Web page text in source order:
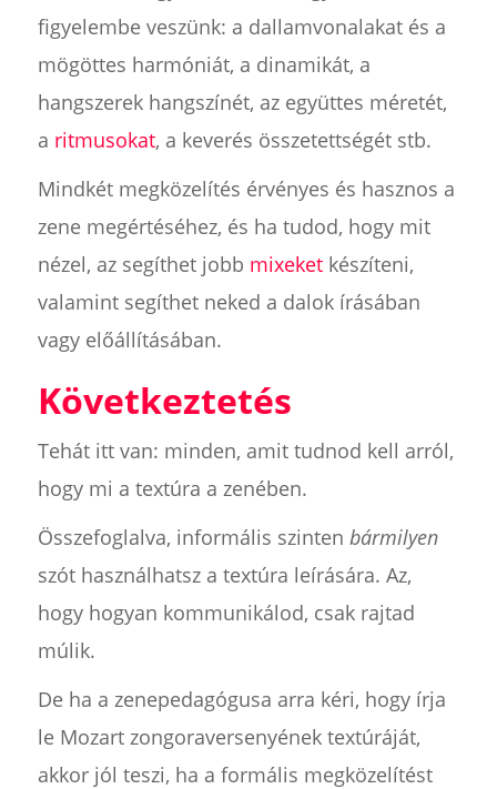
figyelembe veszünk: a dallamvonalakat és a
mögöttes harmóniát, a dinamikát, a
hangszerek hangszínét, az együttes méretét,
a ritmusokat, a keverés összetettségét stb.
Mindkét megközelítés érvényes és hasznos a
zene megértéséhez, és ha tudod, hogy mit
nézel, az segíthet jobb mixeketkészíteni,
valamint segíthet neked a dalok írásában
vagy előállításában.
Következtetés
Tehát itt van: minden, amit tudnod kell arról,
hogy mi a textúra a zenében.
Összefoglalva, informális szinten bármilyen
szót használhatsz a textúra leírására. Az,
hogy hogyan kommunikálod, csak rajtad
múlik.
De ha a zenepedagógusa arra kéri, hogy írja
le Mozart zongoraversenyének textúráját,
akkor jól teszi, ha a formális megközelítést